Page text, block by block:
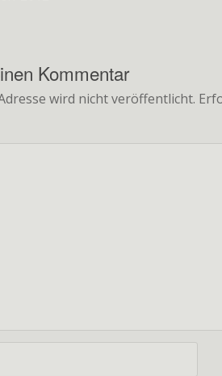
Kommentar
wird nicht veröffentlicht.